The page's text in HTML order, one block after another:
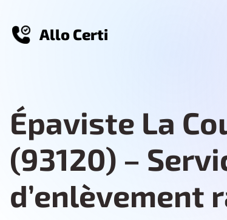
Allo Certi
Épaviste La
(93120) –
d’enlèvement